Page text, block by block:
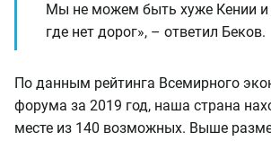
Мы не можем быть хуже Кении и
где нет дорог», – ответил Беков.
По данным рейтинга Всемирного
форума за 2019 год, наша страна
месте из 140 возможных. Выше